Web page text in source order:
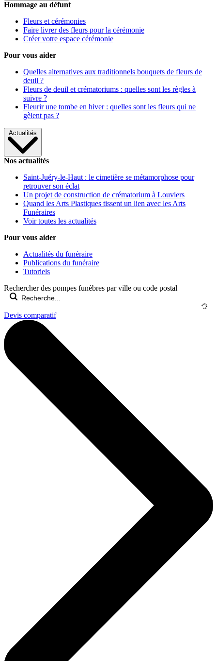
Hommage au défunt
Fleurs et cérémonies
Faire livrer des fleurs pour la cérémonie
Créer votre espace cérémonie
Pour vous aider
Quelles alternatives aux traditionnels bouquets de fleurs de
deuil ?
Fleurs de deuil et crématoriums : quelles sont les règles à
suivre ?
Fleurir une tombe en hiver : quelles sont les fleurs qui ne
gèlent pas ?
Actualités
Nos actualités
Saint-Juéry-le-Haut : le cimetière se métamorphose pour
retrouver son éclat
Un projet de construction de crématorium à Louviers
Quand les Arts Plastiques tissent un lien avec les Arts
Funéraires
Voir toutes les actualités
Pour vous aider
Actualités du funéraire
Publications du funéraire
Tutoriels
Rechercher des pompes funèbres par ville ou code postal
Devis comparatif